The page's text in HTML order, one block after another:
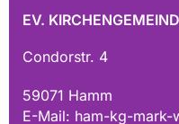
EV.
Condorstr. 4
59071 Hamm
E-Mail: ham-kg-mark-